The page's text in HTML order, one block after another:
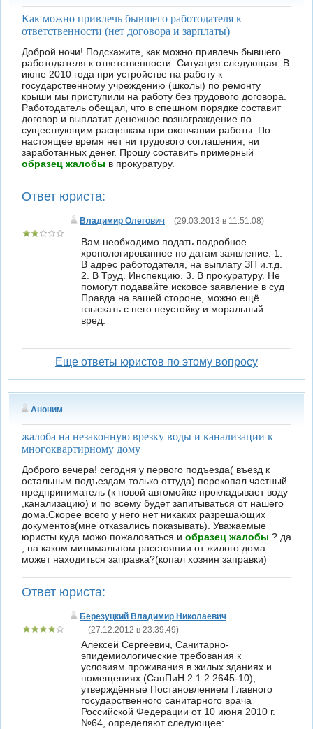
Как можно привлечь бывшего работодателя к
ответственности (нет договора и зарплаты)
Доброй ночи! Подскажите, как можно привлечь бывшего
работодателя к ответственности. Ситуация следующая: В
июне 2010 года при устройстве на работу к
государственному учреждению (школы) по ремонту
крыши мы приступили на работу без трудового договора.
Работодатель обещал, что в спешном порядке составит
договор и выплатит денежное вознаграждение по
существующим расценкам при окончании работы. По
настоящее время нет ни трудового соглашения, ни
заработанных денег. Прошу составить примерный
образец жалобы в прокуратуру.
Ответ юриста:
Владимир Олегович (29.03.2013 в 11:51:08)
Вам необходимо подать подробное
хронологированное по датам заявление: 1.
В адрес работодателя, на выплату ЗП и.т.д.
2. В Труд. Инспекцию. 3. В прокуратуру. Не
помогут подавайте исковое заявление в суд
Правда на вашей стороне, можно ещё
взыскать с него неустойку и моральный
вред.
Еще ответы юристов по этому вопросу
Аноним
жалоба на незаконную врезку воды и канализации к
многоквартирному дому
Доброго вечера! сегодня у первого подъезда( въезд к
остальным подъездам только оттуда) перекопал частный
предприниматель (к новой автомойке прокладывает воду
,канализацию) и по всему будет запитываться от нашего
дома.Скорее всего у него нет никаких разрешающих
документов(мне отказались показывать). Уважаемые
юристы куда можо пожаловаться и образец жалобы ? да
, на каком минимальном расстоянии от жилого дома
может находиться заправка?(копал хозяин заправки)
Ответ юриста:
Березуцкий Владимир Николаевич
(27.12.2012 в 23:39:49)
Алексей Сергеевич, Санитарно-
эпидемиологические требования к
условиям проживания в жилых зданиях и
помещениях (СанПиН 2.1.2.2645-10),
утверждённые Постановлением Главного
государственного санитарного врача
Российской Федерации от 10 июня 2010 г.
№64, определяют следующее: